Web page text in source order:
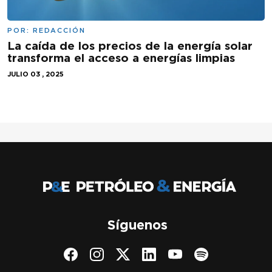
POR: REDACCIÓN
La caída de los precios de la energía solar
transforma el acceso a energías limpias
JULIO 03 , 2025
Síguenos